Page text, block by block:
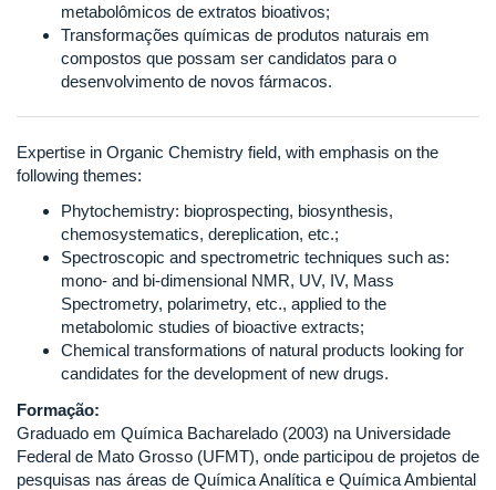
metabolômicos de extratos bioativos;
Transformações químicas de produtos naturais em
compostos que possam ser candidatos para o
desenvolvimento de novos fármacos.
Expertise in Organic Chemistry field, with emphasis on the
following themes:
Phytochemistry: bioprospecting, biosynthesis,
chemosystematics, dereplication, etc.;
Spectroscopic and spectrometric techniques such as:
mono- and bi-dimensional NMR, UV, IV, Mass
Spectrometry, polarimetry, etc., applied to the
metabolomic studies of bioactive extracts;
Chemical transformations of natural products looking for
candidates for the development of new drugs.
Formação:
Graduado em Química Bacharelado (2003) na Universidade
Federal de Mato Grosso (UFMT), onde participou de projetos de
pesquisas nas áreas de Química Analítica e Química Ambiental